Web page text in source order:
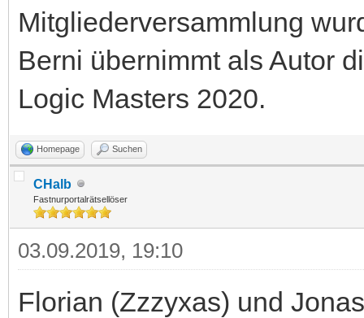
Mitgliederversammlung
Berni übernimmt als Autor
Logic Masters 2020.
Homepage Suchen
CHalb
Fastnurportalrätsellöser
03.09.2019, 19:10
Florian (Zzzyxas) und